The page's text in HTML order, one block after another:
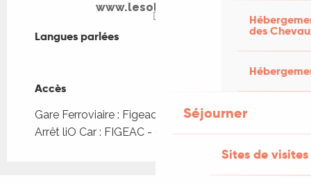
des
Séjourner
Sites de visites
www.lesoleilho.com
Langues parlées
Langues parlées
Accès
Accès
Gare Ferroviaire : Figeac à 909m
Arrêt liO Car : FIGEAC - Gare routière à 607m